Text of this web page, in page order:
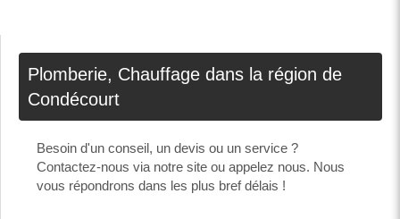
Plomberie, Chauffage dans la région de
Condécourt
Besoin d'un conseil, un devis ou un service ?
Contactez-nous via notre site ou appelez nous. Nous
vous répondrons dans les plus bref délais !